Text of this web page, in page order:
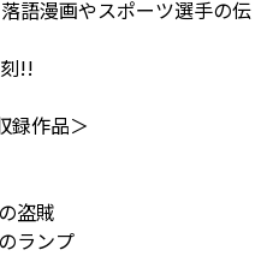
語漫画やスポーツ選手の伝
!!
録作品＞
盗賊
ランプ